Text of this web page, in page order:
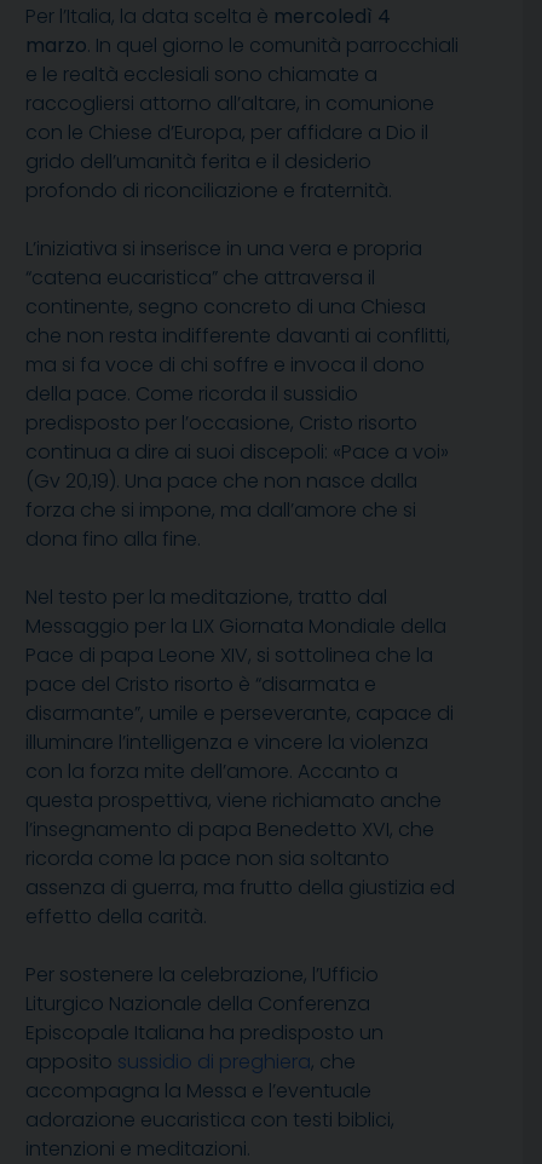
Per l’Italia, la data scelta è mercoledì 4
marzo. In quel giorno le comunità parrocchiali
e le realtà ecclesiali sono chiamate a
raccogliersi attorno all’altare, in comunione
con le Chiese d’Europa, per affidare a Dio il
grido dell’umanità ferita e il desiderio
profondo di riconciliazione e fraternità.
L’iniziativa si inserisce in una vera e propria
“catena eucaristica” che attraversa il
continente, segno concreto di una Chiesa
che non resta indifferente davanti ai conflitti,
ma si fa voce di chi soffre e invoca il dono
della pace. Come ricorda il sussidio
predisposto per l’occasione, Cristo risorto
continua a dire ai suoi discepoli: «Pace a voi»
(Gv 20,19). Una pace che non nasce dalla
forza che si impone, ma dall’amore che si
dona fino alla fine.
Nel testo per la meditazione, tratto dal
Messaggio per la LIX Giornata Mondiale della
Pace di papa Leone XIV, si sottolinea che la
pace del Cristo risorto è “disarmata e
disarmante”, umile e perseverante, capace di
illuminare l’intelligenza e vincere la violenza
con la forza mite dell’amore. Accanto a
questa prospettiva, viene richiamato anche
l’insegnamento di papa Benedetto XVI, che
ricorda come la pace non sia soltanto
assenza di guerra, ma frutto della giustizia ed
effetto della carità.
Per sostenere la celebrazione, l’Ufficio
Liturgico Nazionale della Conferenza
Episcopale Italiana ha predisposto un
apposito sussidio di preghiera, che
accompagna la Messa e l’eventuale
adorazione eucaristica con testi biblici,
intenzioni e meditazioni.